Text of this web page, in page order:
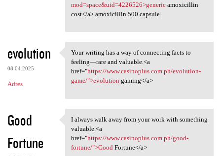
mod=space&uid=4226526>genericamoxicillin
cost</a> amoxicillin 500 capsule
evolution
08.04.2025
Adres
Your writing has a way of
Your writing has a way of connecting facts to
feeling—rare and valuable.<a
href="https://www.casinoplus.com.ph/evolution-
game/">evolution gaming</a>
Good
Fortune
I always walk away from your
I always walk away from your work with something
valuable.<a
href="https://www.casinoplus.com.ph/good-
fortune/">Good Fortune</a>